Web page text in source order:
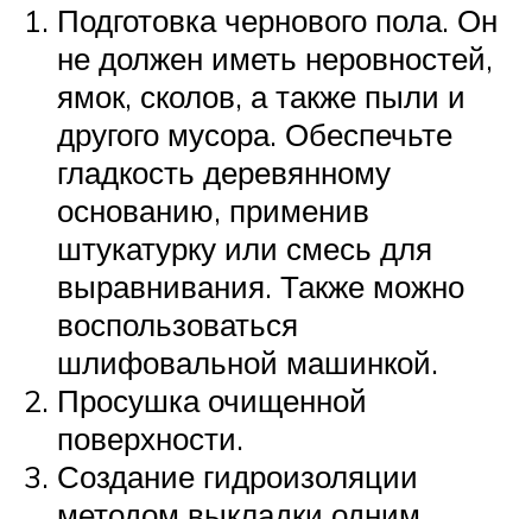
Подготовка чернового пола. Он
не должен иметь неровностей,
ямок, сколов, а также пыли и
другого мусора. Обеспечьте
гладкость деревянному
основанию, применив
штукатурку или смесь для
выравнивания. Также можно
воспользоваться
шлифовальной машинкой.
Просушка очищенной
поверхности.
Создание гидроизоляции